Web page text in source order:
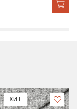
ХИТ